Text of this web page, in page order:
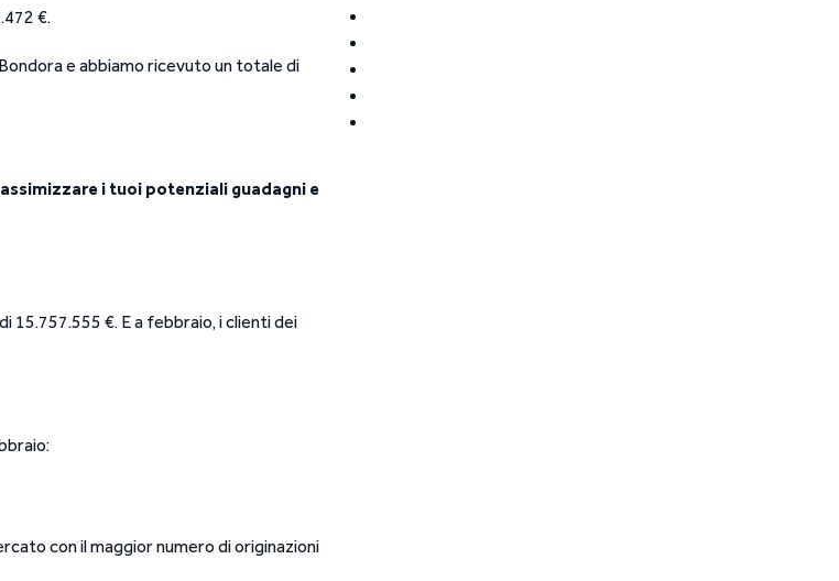
€.
e abbiamo ricevuto un totale di
i tuoi potenziali guadagni e
15.757.555 €. E a febbraio, i clienti dei
con il maggior numero di originazioni